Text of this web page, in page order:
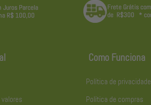
Como Funciona
Política de privacidade
Política de compras